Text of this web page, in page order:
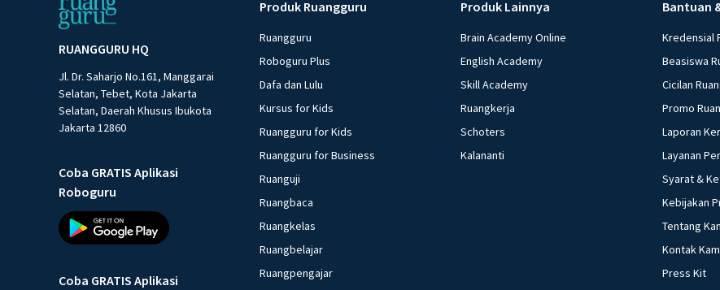
RUANGGURU HQ
Jl. Dr. Saharjo No.161, Manggarai
Selatan, Tebet, Kota Jakarta
Selatan, Daerah Khusus Ibukota
Jakarta 12860
Coba GRATIS Aplikasi
Roboguru
Coba GRATIS Aplikasi
Produk Ruangguru
Ruangguru
Roboguru Plus
Dafa dan Lulu
Kursus for Kids
Ruangguru for Kids
Ruangguru for Business
Ruanguji
Ruangbaca
Ruangkelas
Ruangbelajar
Ruangpengajar
Produk Lainnya
Brain Academy Online
English Academy
Skill Academy
Ruangkerja
Schoters
Kalananti
Bantuan
Kredensial
Beasiswa
Cicilan
Promo
Laporan
Layanan
Syarat &
Kebijakan
Tentang
Kontak
Press Kit